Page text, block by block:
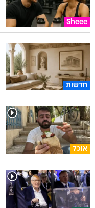
Sheee
חדשות
אוכל